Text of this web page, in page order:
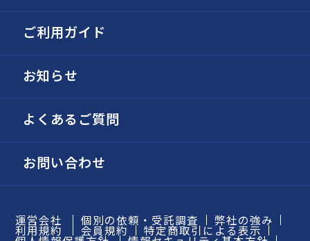
ご利用ガイド
お知らせ
よくあるご質問
お問い合わせ
運営会社 個別の依頼・受託調査 弊社の強み
利用規約 会員規約 特定商取引による表示